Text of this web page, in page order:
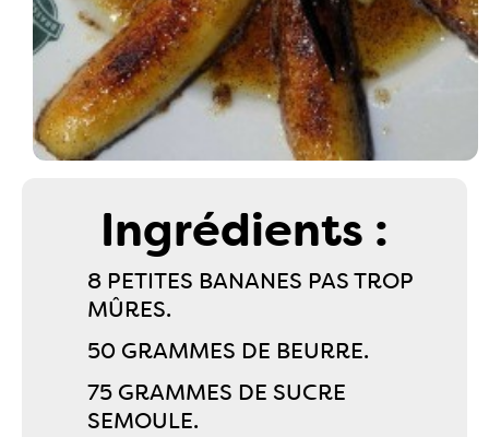
Ingrédients :
8 PETITES BANANES PAS TROP
MÛRES.
50 GRAMMES DE BEURRE.
75 GRAMMES DE SUCRE
SEMOULE.